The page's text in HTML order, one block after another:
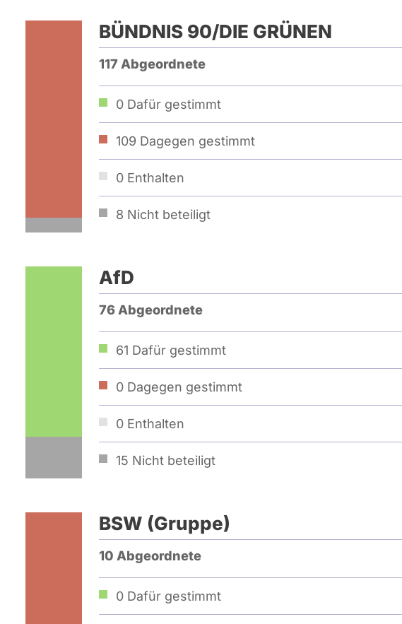
BÜNDNIS 90/­DIE GRÜNEN
117 Abgeordnete
0 Dafür gestimmt
109 Dagegen gestimmt
0 Enthalten
8 Nicht beteiligt
AfD
76 Abgeordnete
61 Dafür gestimmt
0 Dagegen gestimmt
0 Enthalten
15 Nicht beteiligt
BSW (Gruppe)
10 Abgeordnete
0 Dafür gestimmt